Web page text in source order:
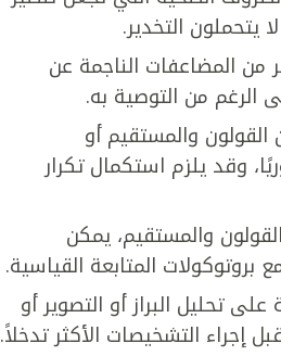
يتحملون التخدير.
من المضاعفات الناجمة عن
الرغم من التوصية به.
والمستقيم أو
وقد يلزم استكمال تكرار
والمستقيم، يمكن
المتابعة القياسية.
تحليل البراز أو التصوير أو
إجراء التشخيصات الأكثر تدخلاً.